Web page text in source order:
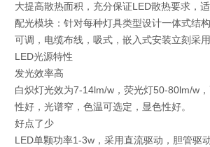
大提高散热面积，充分保证LED散热要求，适
配光模块：针对每种灯具类型设计一体式结
可调，电缆布线，吸式，嵌入式安装立刻采
LED光源特性
发光效率高
白炽灯光效为7-14lm/w，荧光灯50-80lm/w
性好，光谱窄，色温可选定，显色性好。
好点了少
LED单颗功率1-3w，采用直流驱动，胆管驱